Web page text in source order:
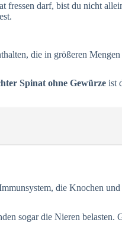
fressen darf, bist du nicht
die in größeren
Spinat ohne Gewürze ist
die Knochen
sogar die Nieren belasten.